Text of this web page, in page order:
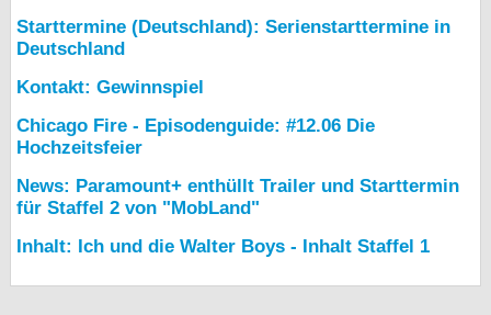
Starttermine (Deutschland): Serienstarttermine in
Deutschland
Kontakt: Gewinnspiel
Chicago Fire - Episodenguide: #12.06 Die
Hochzeitsfeier
News: Paramount+ enthüllt Trailer und Starttermin
für Staffel 2 von "MobLand"
Inhalt: Ich und die Walter Boys - Inhalt Staffel 1